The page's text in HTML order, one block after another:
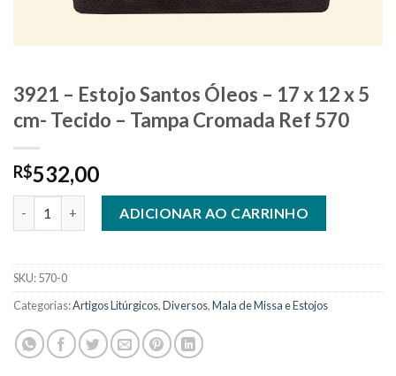
3921 – Estojo Santos Óleos – 17 x 12 x 5
cm- Tecido – Tampa Cromada Ref 570
R$532,00
ADICIONAR AO CARRINHO
SKU:570-0
Categorias:Artigos Litúrgicos,Diversos,Mala de Missa e Estojos